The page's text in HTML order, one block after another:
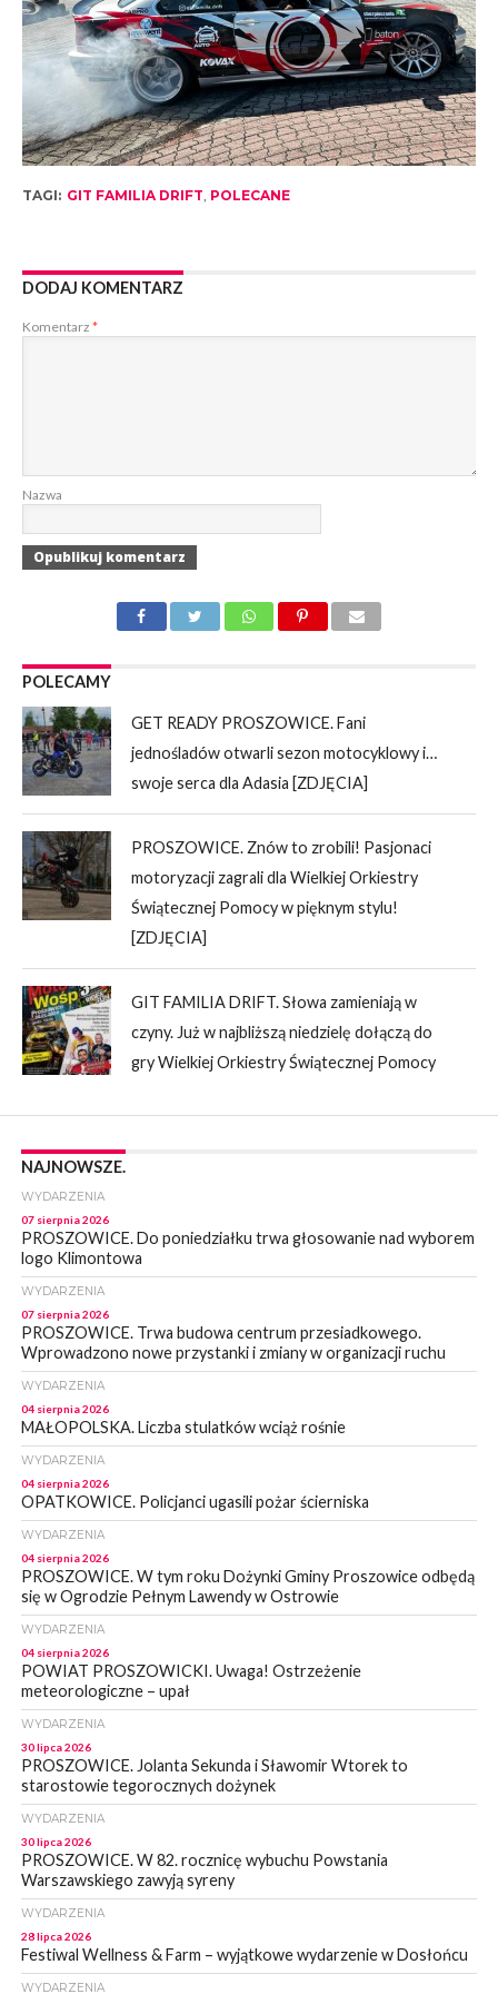
TAGI: GIT FAMILIA DRIFT POLECANE
DODAJ KOMENTARZ
Komentarz *
Nazwa
POLECAMY
GET READY PROSZOWICE. Fani
jednośladów otwarli sezon motocyklowy i…
swoje serca dla Adasia [ZDJĘCIA]
PROSZOWICE. Znów to zrobili! Pasjonaci
motoryzacji zagrali dla Wielkiej Orkiestry
Świątecznej Pomocy w pięknym stylu!
[ZDJĘCIA]
GIT FAMILIA DRIFT. Słowa zamieniają w
czyny. Już w najbliższą niedzielę dołączą do
gry Wielkiej Orkiestry Świątecznej Pomocy
NAJNOWSZE.
WYDARZENIA
07 sierpnia 2026
PROSZOWICE. Do poniedziałku trwa głosowanie nad wyborem
logo Klimontowa
WYDARZENIA
07 sierpnia 2026
PROSZOWICE. Trwa budowa centrum przesiadkowego.
Wprowadzono nowe przystanki i zmiany w organizacji ruchu
WYDARZENIA
04 sierpnia 2026
MAŁOPOLSKA. Liczba stulatków wciąż rośnie
WYDARZENIA
04 sierpnia 2026
OPATKOWICE. Policjanci ugasili pożar ścierniska
WYDARZENIA
04 sierpnia 2026
PROSZOWICE. W tym roku Dożynki Gminy Proszowice odbędą
się w Ogrodzie Pełnym Lawendy w Ostrowie
WYDARZENIA
04 sierpnia 2026
POWIAT PROSZOWICKI. Uwaga! Ostrzeżenie
meteorologiczne – upał
WYDARZENIA
30 lipca 2026
PROSZOWICE. Jolanta Sekunda i Sławomir Wtorek to
starostowie tegorocznych dożynek
WYDARZENIA
30 lipca 2026
PROSZOWICE. W 82. rocznicę wybuchu Powstania
Warszawskiego zawyją syreny
WYDARZENIA
28 lipca 2026
Festiwal Wellness & Farm – wyjątkowe wydarzenie w Dosłońcu
WYDARZENIA